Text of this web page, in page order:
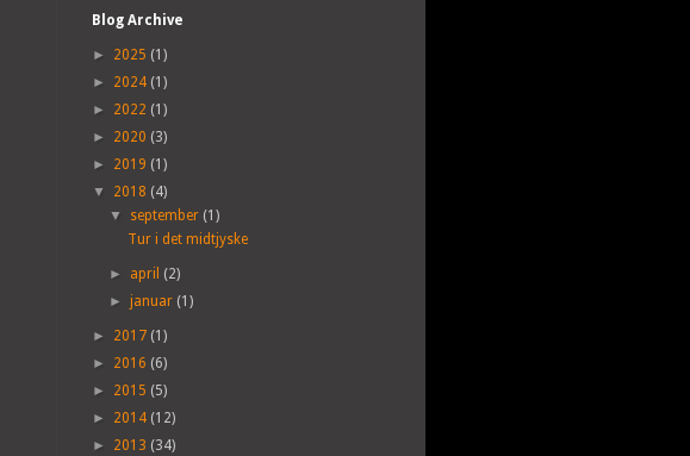
Blog Archive
► 2025 (1)
► 2024 (1)
► 2022 (1)
► 2020 (3)
► 2019 (1)
▼ 2018 (4)
▼ september (1)
Tur i det midtjyske
► april (2)
►januar (1)
► 2017 (1)
► 2016 (6)
► 2015 (5)
► 2014 (12)
► 2013 (34)